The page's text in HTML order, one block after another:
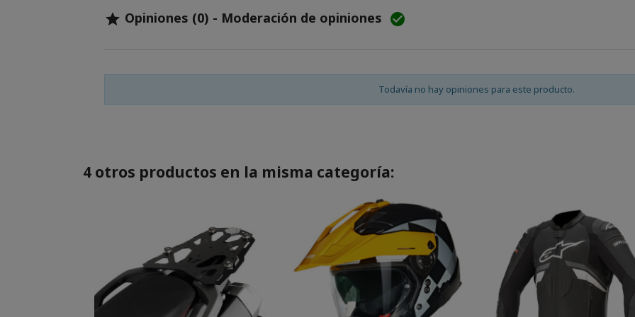
 Opiniones (0) - Moderación de opiniones 
Todavía no hay opiniones para este producto.
4 otros productos en la misma categoría: